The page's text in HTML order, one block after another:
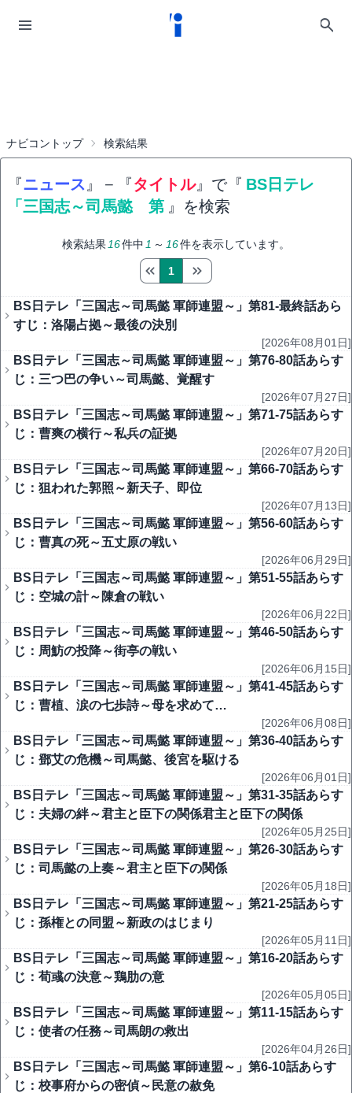
ナビコントップ 検索結果
『ニュース 』 − 『タイトル』で『 BS日テレ
「三国志～司馬懿 第 』を検索
検索結果 16件中 1 ～ 16件を表示しています。
1
BS日テレ「三国志～司馬懿 軍師連盟～」第81-最終話あら
すじ：洛陽占拠～最後の決別
[2026年08月01日]
BS日テレ「三国志～司馬懿 軍師連盟～」第76-80話あらす
じ：三つ巴の争い～司馬懿、覚醒す
[2026年07月27日]
BS日テレ「三国志～司馬懿 軍師連盟～」第71-75話あらす
じ：曹爽の横行～私兵の証拠
[2026年07月20日]
BS日テレ「三国志～司馬懿 軍師連盟～」第66-70話あらす
じ：狙われた郭照～新天子、即位
[2026年07月13日]
BS日テレ「三国志～司馬懿 軍師連盟～」第56-60話あらす
じ：曹真の死～五丈原の戦い
[2026年06月29日]
BS日テレ「三国志～司馬懿 軍師連盟～」第51-55話あらす
じ：空城の計～陳倉の戦い
[2026年06月22日]
BS日テレ「三国志～司馬懿 軍師連盟～」第46-50話あらす
じ：周魴の投降～街亭の戦い
[2026年06月15日]
BS日テレ「三国志～司馬懿 軍師連盟～」第41-45話あらす
じ：曹植、涙の七歩詩～母を求めて…
[2026年06月08日]
BS日テレ「三国志～司馬懿 軍師連盟～」第36-40話あらす
じ：鄧艾の危機～司馬懿、後宮を駆ける
[2026年06月01日]
BS日テレ「三国志～司馬懿 軍師連盟～」第31-35話あらす
じ：夫婦の絆～君主と臣下の関係君主と臣下の関係
[2026年05月25日]
BS日テレ「三国志～司馬懿 軍師連盟～」第26-30話あらす
じ：司馬懿の上奏～君主と臣下の関係
[2026年05月18日]
BS日テレ「三国志～司馬懿 軍師連盟～」第21-25話あらす
じ：孫権との同盟～新政のはじまり
[2026年05月11日]
BS日テレ「三国志～司馬懿 軍師連盟～」第16-20話あらす
じ：荀彧の決意～鶏肋の意
[2026年05月05日]
BS日テレ「三国志～司馬懿 軍師連盟～」第11-15話あらす
じ：使者の任務～司馬朗の救出
[2026年04月26日]
BS日テレ「三国志～司馬懿 軍師連盟～」第6-10話あらす
じ：校事府からの密偵～民意の赦免